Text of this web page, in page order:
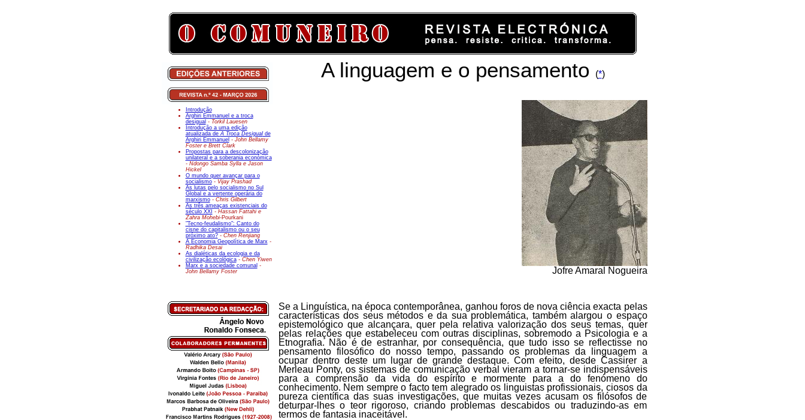
Introdução
Arghiri Emmanuel e a troca
desigual - Torkil Lauesen
Introdução a uma edição
atualizada deA Troca Desigualde
Arghiri Emmanuel - John Bellamy
Foster e Brett Clark
Propostas para a descolonização
unilateral e a soberania económica
- Ndongo Samba Sylla e Jason
Hickel
O mundo quer avançar para o
socialismo- Vijay Prashad
As lutas pelo socialismo no Sul
Global e a vertente operária do
marxismo- Chris Gilbert
As três ameaças existenciais do
século XXI - Hassan Fattahi e
Zahra Mohebi-Pourkani
"Tecno-feudalismo": Canto do
cisne do capitalismo ou o seu
próximo ato? - Chen Renjiang
A Economia Geopolítica de Marx-
Radhika Desai
As dialéticas da ecologia e da
civilização ecológica - Chen Yiwen
Marx e a sociedade comunal -
John Bellamy Foster
A linguagem e o pensamento (*)
Jofre Amaral Nogueira
Se a Linguística, na época contemporânea, ganhou foros de nova ciência exacta pelas
características dos seus métodos e da sua problemática, também alargou o espaço
epistemológico que alcançara, quer pela relativa valorização dos seus temas, quer
pelas relações que estabeleceu com outras disciplinas, sobremodo a Psicologia e a
Etnografia. Não é de estranhar, por consequência, que tudo isso se reflectisse no
pensamento filosófico do nosso tempo, passando os problemas da linguagem a
ocupar dentro deste um lugar de grande destaque. Com efeito, desde Cassirer a
Merleau Ponty, os sistemas de comunicação verbal vieram a tornar-se indispensáveis
para a comprensão da vida do espírito e mormente para a do fenómeno do
conhecimento. Nem sempre o facto tem alegrado os linguistas profissionais, ciosos da
pureza científica das suas investigações, que muitas vezes acusam os filósofos de
deturpar-lhes o teor rigoroso, criando problemas descabidos ou traduzindo-as em
termos de fantasia inaceitável.